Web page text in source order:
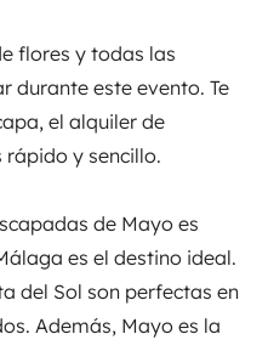
flores y todas las
durante este evento. Te
el alquiler de
rápido y sencillo.
de Mayo es
es el destino ideal.
del Sol son perfectas en
Además, Mayo es la